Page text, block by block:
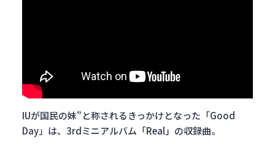
IUが国民の妹"と称されるきっかけとなった「Good
Day」は、3rdミニアルバム「Real」の収録曲。